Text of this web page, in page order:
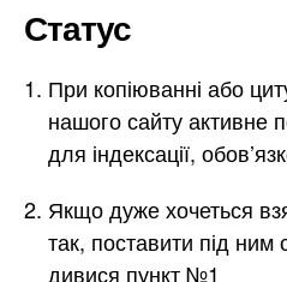
Статус
При копіюванні або
нашого сайту активне
для індексації,
Якщо дуже хочеться
так, поставити під ним
дивися пункт №1